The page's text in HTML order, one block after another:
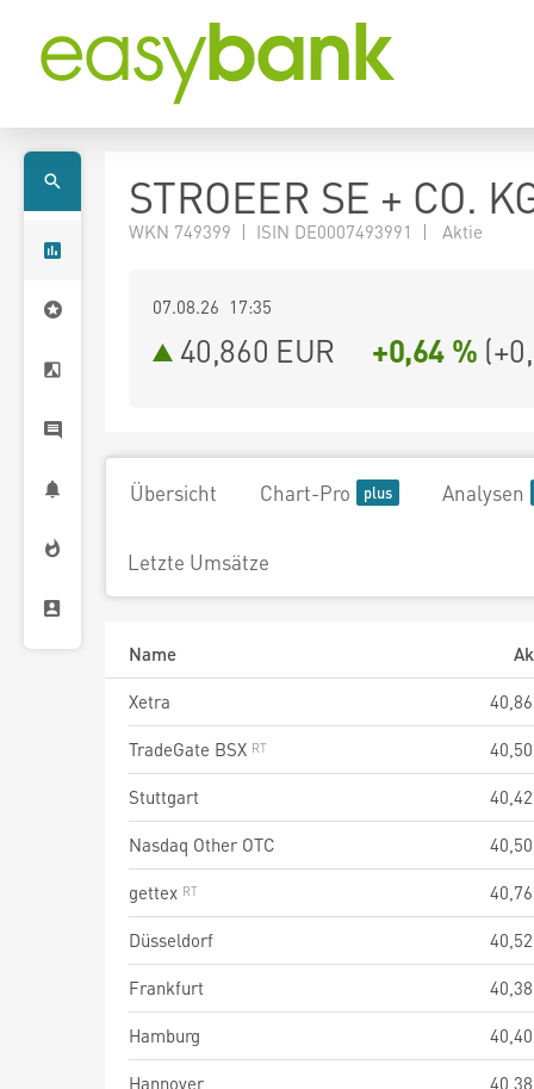
STROEER SE + CO.
WKN 749399 | ISIN DE0007493991 | Aktie
07.08.26 17:35
40,860 EUR +0,64 % (
Übersicht Chart-Pro Analysen
Letzte Umsätze
Name
Xetra
40,86
TradeGate BSX
40,50
Stuttgart
40,42
Nasdaq Other OTC
40,50
gettex
40,76
Düsseldorf
40,52
Frankfurt
40,38
Hamburg
40,40
Hannover
40,38